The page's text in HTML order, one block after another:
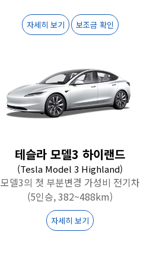
자세히 보기 보조금 확인
테슬라 모델3 하이랜드
(Tesla Model 3 Highland)
모델3의 첫 부분변경 가성비 전기차
(5인승, 382~488km)
자세히 보기